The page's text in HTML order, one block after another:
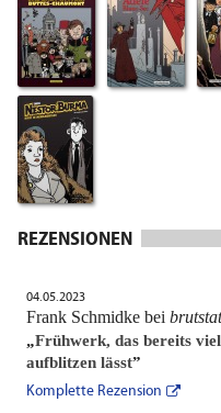
REZENSIONEN
04.05.2023
Frank Schmidke bei
„Frühwerk, das bereits
aufblitzen lässt”
Komplette Rezension